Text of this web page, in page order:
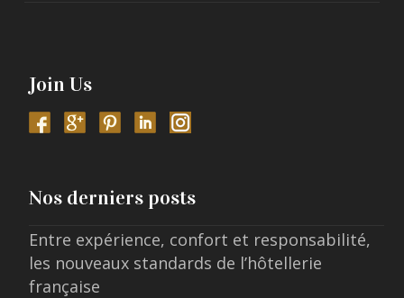
Join Us
Nos derniers posts
Entre expérience, confort et responsabilité,
les nouveaux standards de l’hôtellerie
française